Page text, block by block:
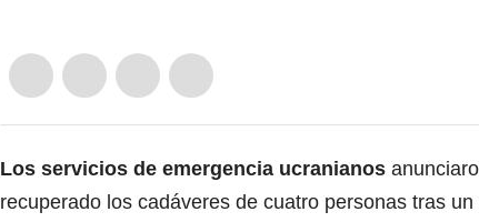
Los servicios de emergencia ucranianos
recuperado los cadáveres de cuatro personas tras